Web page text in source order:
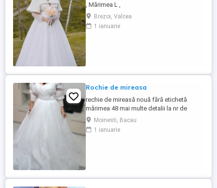
, Mărimea L ,
Brezoi, Valcea
1 ianuarie
Rochie de mireasa
rechie de mireasă nouă fără etichetă
mărimea 48 mai multe detalii la nr de
telefonMoinesti, Bacau
1 ianuarie